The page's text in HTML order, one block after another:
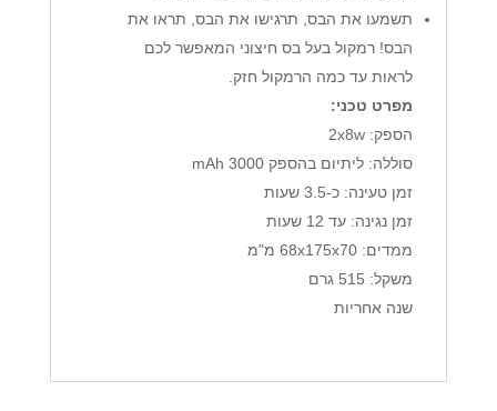
תשמעו את הבס, תרגישו את הבס, תראו את
הבס! רמקול בעל בס חיצוני המאפשר לכם
לראות עד כמה הרמקול חזק.
מפרט טכני:
הספק: 2x8w
סוללה: ליתיום בהספק 3000 mAh
זמן טעינה: כ-3.5 שעות
זמן נגינה: עד 12 שעות
ממדים: 68x175x70 מ"מ
משקל: 515 גרם
שנה אחריות